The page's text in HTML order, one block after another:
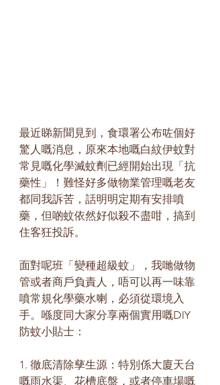
最近睇新聞見到，食環署公布咗個好
驚人嘅消息，原來本地嘅白紋伊蚊對
常見嘅化學滅蚊劑已經開始出現「抗
藥性」！難怪好多做物業管理嘅老友
都同我訴苦，話明明定期有安排噴
藥，但啲蚊依然好似殺不盡咁，搞到
住客狂投訴。
面對呢班「變種超級蚊」，我哋做物
管或者商戶負責人，唔可以再一味靠
噴常規化學藥水喇，必須從環境入
手。喺度同大家分享兩個實用嘅DIY
防蚊小貼士：
1. 徹底清除孳生源：特別係大廈天台
嘅雨水渠、花槽底盤，或者停車場嘅